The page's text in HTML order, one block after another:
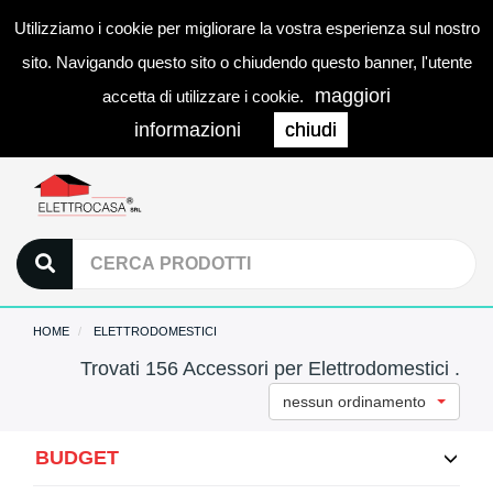
Utilizziamo i cookie per migliorare la vostra esperienza sul nostro
sito. Navigando questo sito o chiudendo questo banner, l'utente
accetta di utilizzare i cookie.
maggiori
informazioni
chiudi
0
HOME ELETTRODOMESTICI
Trovati 156 Accessori per Elettrodomestici .
nessun ordinamento
BUDGET